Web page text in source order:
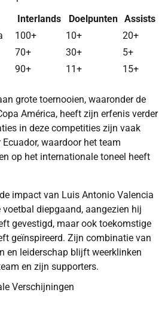
Interlands Doelpunten
Assists
100+ 10+
20+
70+ 30+
5+
90+ 11+ 15+
grote toernooien, waaronder de
América, heeft zijn erfenis verder
in deze competities zijn vaak
waardoor het team
op het internationale toneel heeft
impact van Luis Antonio Valencia
diepgaand, aangezien hij
gevestigd, maar ook toekomstige
geïnspireerd. Zijn combinatie van
en leiderschap blijft weerklinken
en zijn supporters.
Verschijningen